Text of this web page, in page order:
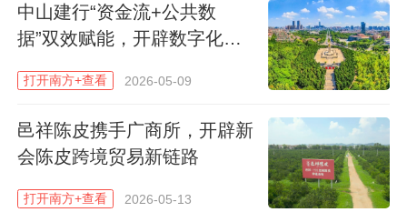
根据云锋有鱼介绍，该黄金代币以实物黄金
为底层锚定资产，每单位产品对应1克LBMA
产由具备国际资质的 LBMA认证专业金库托
管并经独立核验与审计，通过全额分配、隔
离保管等机制，确保资产透明性与安全性。
中山建行“资金流+公共数
据”双效赋能，开辟数字化金
打开南方+查看 2026-05-09
邑祥陈皮携手广商所，开辟新
会陈皮跨境贸易新链路
打开南方+查看 2026-05-13